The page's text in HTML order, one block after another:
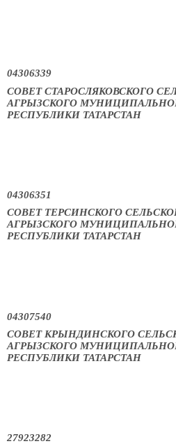
04306339
СОВЕТ СТАРОСЛЯКОВСКОГО
АГРЫЗСКОГО
РЕСПУБЛИКИ ТАТАРСТАН
04306351
СОВЕТ ТЕРСИНСКОГО
АГРЫЗСКОГО
РЕСПУБЛИКИ ТАТАРСТАН
04307540
СОВЕТ КРЫНДИНСКОГО
АГРЫЗСКОГО
РЕСПУБЛИКИ ТАТАРСТАН
27923282